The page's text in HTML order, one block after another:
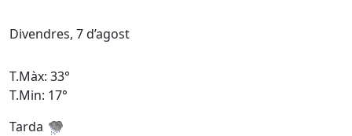
Divendres, 7 d’agost
T.Màx: 33°
T.Min: 17°
Tarda